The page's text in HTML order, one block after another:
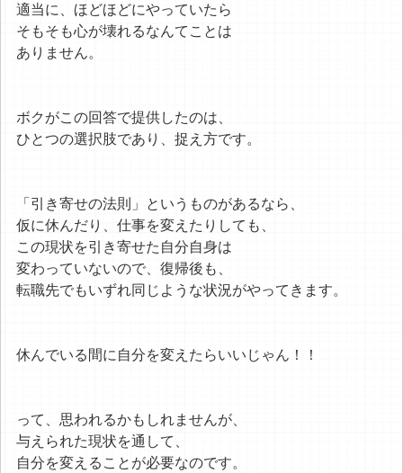
適当に、ほどほどにやっていたら
そもそも心が壊れるなんてことは
ありません。
ボクがこの回答で提供したのは、
ひとつの選択肢であり、捉え方です。
「引き寄せの法則」というものがあるなら、
仮に休んだり、仕事を変えたりしても、
この現状を引き寄せた自分自身は
変わっていないので、復帰後も、
転職先でもいずれ同じような状況がやってきます。
休んでいる間に自分を変えたらいいじゃん！！
って、思われるかもしれませんが、
与えられた現状を通して、
自分を変えることが必要なのです。